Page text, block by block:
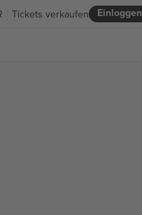
Einloggen
Tickets verkaufen